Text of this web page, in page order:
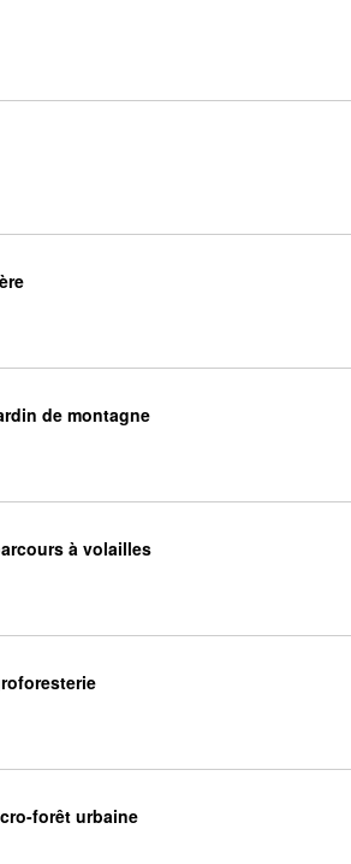
de montagne
à volailles
forêt urbaine